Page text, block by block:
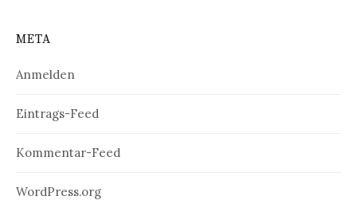
META
Anmelden
Eintrags-Feed
Kommentar-Feed
WordPress.org